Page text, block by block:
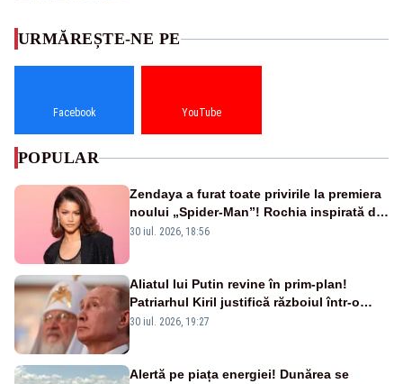
URMĂREȘTE-NE PE
Facebook YouTube
POPULAR
Zendaya a furat toate privirile la premiera
noului „Spider-Man”! Rochia inspirată de
pânza de păianjen a făcut senzație
30 iul. 2026, 18:56
Aliatul lui Putin revine în prim-plan!
Patriarhul Kiril justifică războiul într-o
nouă carte
30 iul. 2026, 19:27
Alertă pe piața energiei! Dunărea se